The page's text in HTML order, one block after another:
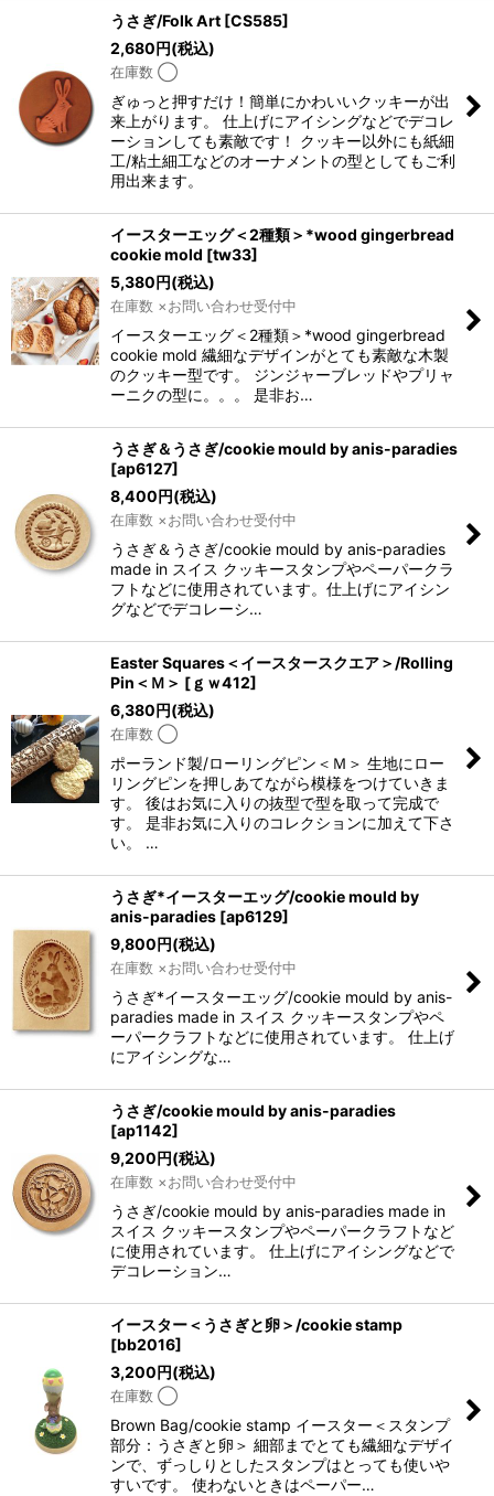
うさぎ/Folk Art [CS585]
2,680円(税込)
在庫数 ◯
ぎゅっと押すだけ！簡単にかわいいクッキーが出
来上がります。 仕上げにアイシングなどでデコレ
ーションしても素敵です！ クッキー以外にも紙細
工/粘土細工などのオーナメントの型としてもご利
用出来ます。
イースターエッグ＜2種類＞*wood gingerbread
cookie mold [tw33]
5,380円(税込)
在庫数 ×お問い合わせ受付中
イースターエッグ＜2種類＞*wood gingerbread
cookie mold 繊細なデザインがとても素敵な木製
のクッキー型です。 ジンジャーブレッドやプリャ
ーニクの型に。。。 是非お…
うさぎ＆うさぎ/cookie mould by anis-paradies
[ap6127]
8,400円(税込)
在庫数 ×お問い合わせ受付中
うさぎ＆うさぎ/cookie mould by anis-paradies
made in スイス クッキースタンプやペーパークラ
フトなどに使用されています。仕上げにアイシン
グなどでデコレーシ…
Easter Squares＜イースタースクエア＞/Rolling
Pin＜Ｍ＞ [ ｇｗ412]
6,380円(税込)
在庫数 ◯
ポーランド製/ローリングピン＜Ｍ＞ 生地にロー
リングピンを押しあてながら模様をつけていきま
す。 後はお気に入りの抜型で型を取って完成で
す。 是非お気に入りのコレクションに加えて下さ
い。 …
うさぎ*イースターエッグ/cookie mould by
anis-paradies [ap6129]
9,800円(税込)
在庫数 ×お問い合わせ受付中
うさぎ*イースターエッグ/cookie mould by anis-
paradies made in スイス クッキースタンプやペ
ーパークラフトなどに使用されています。 仕上げ
にアイシングな…
うさぎ/cookie mould by anis-paradies
[ap1142]
9,200円(税込)
在庫数 ×お問い合わせ受付中
うさぎ/cookie mould by anis-paradies made in
スイス クッキースタンプやペーパークラフトなど
に使用されています。 仕上げにアイシングなどで
デコレーション…
イースター＜うさぎと卵＞/cookie stamp
[bb2016]
3,200円(税込)
在庫数 ◯
Brown Bag/cookie stamp イースター＜スタンプ
部分：うさぎと卵＞ 細部までとても繊細なデザイ
ンで、ずっしりとしたスタンプはとっても使いや
すいです。 使わないときはペーパー…